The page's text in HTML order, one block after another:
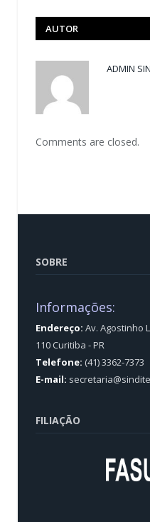
AUTOR
ADMIN
Comments are closed.
SOBRE
Informações:
Endereço: Av. Agostinho
110 Curitiba - PR
Telefone: (41) 3362-7373
E-mail:
FILIAÇÃO